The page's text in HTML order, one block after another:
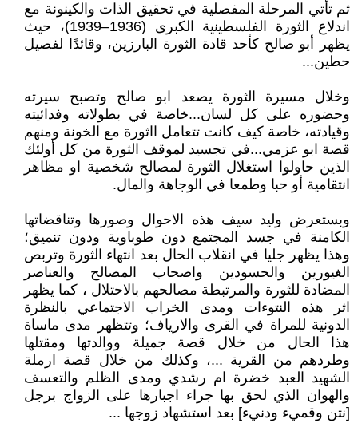
ثم تأتي المرحلة المفصلية في تحقيق الذات والكينونة مع
اندلاع الثورة الفلسطينية الكبرى (1936–1939)، حيث
يظهر أبو صالح كأحد قادة الثورة البارزين، وقائدًا لفصيل
حطين...
وخلال مسيرة الثورة يصعد ابو صالح وتصبح سيرته
وحضوره على كل لسان...خاصة في بطولاته وفدائيته
وقيادته، خاصة كيف كانت تتعامل ااثورة مع الخونة ومنهم
قصة ابو عزمي...في تجسيد لموقف الثورة من كل أولئك
الذين حاولوا استغلال الثورة لمصالح شخصية او مظاهر
انتقامية أو حبا وطمعا في الوجاهة والمال.
وبستعرض وليد سيف هذه الاحوال وصورها وتناقضاتها
الكامنة في جسد المجتمع دون طوباوية ودون تنميق؛
وهذا يظهر جليا في انقلاب الحال بعد انتهاء الثورة وتربص
الغيورين والحسودين واصحاب المصالح والعناصر
المضادة للثورة والمرتبطة مصالحهم بالاحتلال ، كما يظهر
اثر هذه النتوءات ومدى الخراب الاجتماعي بالنظرة
الدونية للمراة في القرى والارياف؛ وتتظهر مدى ماساة
هذا الحال من خلال قصة جميلة ووالدتها ومقتلها
وطردهم من القرية ...، وكذلك من خلال قصة ارملة
الشهيد العبد خضرة ام رشدي ومدى الظلم والتعسف
والهوان الذي لحق بها جراء اجبارها على الزواج برجل
[نتن وقميء ودنيء] بعد استشهاد زوجها ...